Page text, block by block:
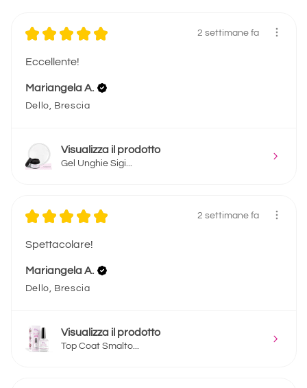
★ ★ ★ ★ ★ 2 settimane fa
Eccellente!
Mariangela A.
Dello, Brescia
Visualizza il prodotto
Gel Unghie Sigi...
★ ★ ★ ★ ★ 2 settimane fa
Spettacolare!
Mariangela A.
Dello, Brescia
Visualizza il prodotto
Top Coat Smalto...